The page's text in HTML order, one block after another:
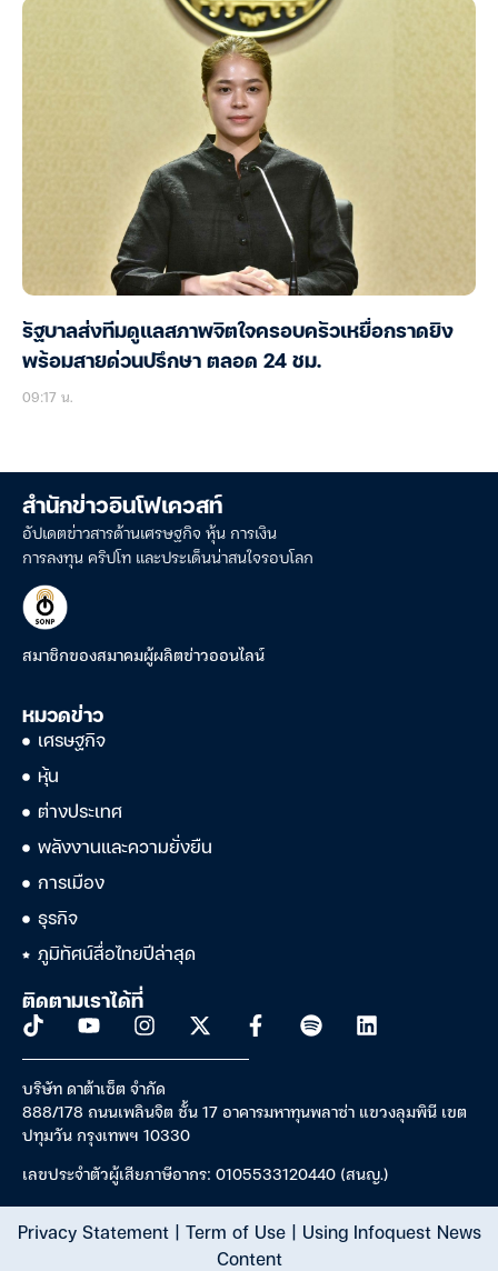
รัฐบาลส่งทีมดูแลสภาพจิตใจครอบครัวเหยื่อกราดยิง
พร้อมสายด่วนปรึกษา ตลอด 24 ชม.
09:17 น.
สำนักข่าวอินโฟเควสท์
อัปเดตข่าวสารด้านเศรษฐกิจ หุ้น การเงิน
การลงทุน คริปโท และประเด็นน่าสนใจรอบโลก
สมาชิกของสมาคมผู้ผลิตข่าวออนไลน์
หมวดข่าว
เศรษฐกิจ
หุ้น
ต่างประเทศ
พลังงานและความยั่งยืน
การเมือง
ธุรกิจ
ภูมิทัศน์สื่อไทยปีล่าสุด
ติดตามเราได้ที่
บริษัท ดาต้าเซ็ต จำกัด
888/178 ถนนเพลินจิต ชั้น 17 อาคารมหาทุนพลาซ่า แขวงลุมพินี เขต
ปทุมวัน กรุงเทพฯ 10330
เลขประจำตัวผู้เสียภาษีอากร: 0105533120440 (สนญ.)
Privacy Statement| Term of Use| Using Infoquest News
Content